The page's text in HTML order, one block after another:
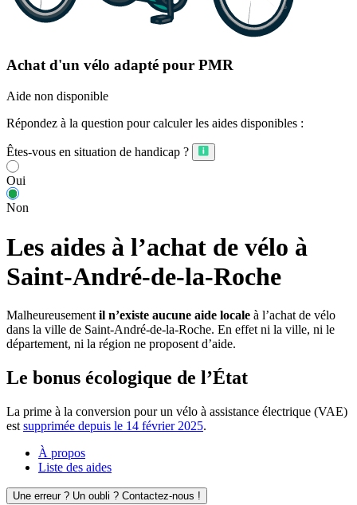
Achat d'un vélo adapté pour PMR
Aide non disponible
Répondez à la question pour calculer les aides disponibles :
Êtes-vous en situation de handicap ?
Oui
Non
Les aides à l’achat de vélo à
Saint-André-de-la-Roche
Malheureusement il n’existe aucune aide locale à l’achat de vélo
dans la ville de Saint-André-de-la-Roche. En effet ni la ville, ni le
département, ni la région ne proposent d’aide.
Le bonus écologique de l’État
La prime à la conversion pour un vélo à assistance électrique (VAE)
est supprimée depuis le 14 février 2025.
À propos
Liste des aides
Une erreur ? Un oubli ? Contactez-nous !